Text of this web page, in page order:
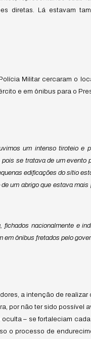
diretas. Lá estavam
Militar cercaram o
e em ônibus para o
um intenso tiroteio e
se tratava de um
edificações do sítio
um abrigo que estava
nacionalmente e
ônibus fretados pelo
a intenção de
por não ter sido possível
– se fortaleciam
o processo de